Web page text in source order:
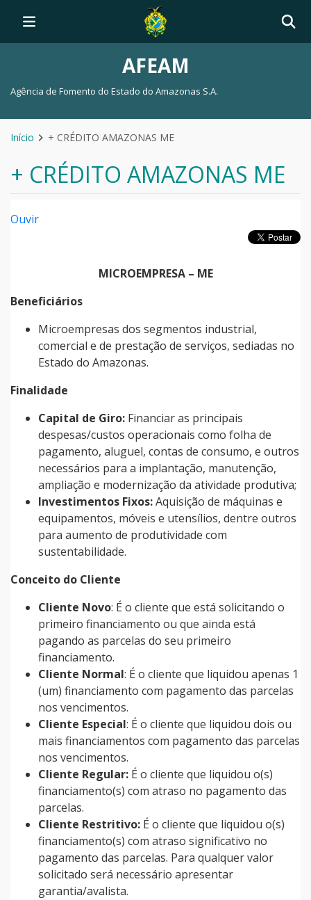
AFEAM
Agência de Fomento do Estado do Amazonas S.A.
Início + CRÉDITO AMAZONAS ME
+ CRÉDITO AMAZONAS ME
Ouvir
MICROEMPRESA – ME
Beneficiários
Microempresas dos segmentos industrial,
comercial e de prestação de serviços, sediadas no
Estado do Amazonas.
Finalidade
Capital de Giro: Financiar as principais
despesas/custos operacionais como folha de
pagamento, aluguel, contas de consumo, e outros
necessários para a implantação, manutenção,
ampliação e modernização da atividade produtiva;
Investimentos Fixos:Aquisição de máquinas e
equipamentos, móveis e utensílios, dentre outros
para aumento de produtividade com
sustentabilidade.
Conceito do Cliente
Cliente Novo: É o cliente que está solicitando o
primeiro financiamento ou que ainda está
pagando as parcelas do seu primeiro
financiamento.
Cliente Normal: É o cliente que liquidou apenas 1
(um) financiamento com pagamento das parcelas
nos vencimentos.
Cliente Especial: É o cliente que liquidou dois ou
mais financiamentos com pagamento das parcelas
nos vencimentos.
Cliente Regular: É o cliente que liquidou o(s)
financiamento(s) com atraso no pagamento das
parcelas.
Cliente Restritivo: É o cliente que liquidou o(s)
financiamento(s) com atraso significativo no
pagamento das parcelas. Para qualquer valor
solicitado será necessário apresentar
garantia/avalista.